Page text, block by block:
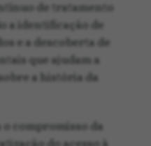
de tratamento
a identificação de
e a descoberta de
que ajudam a
a história da
compromisso da
do acesso à